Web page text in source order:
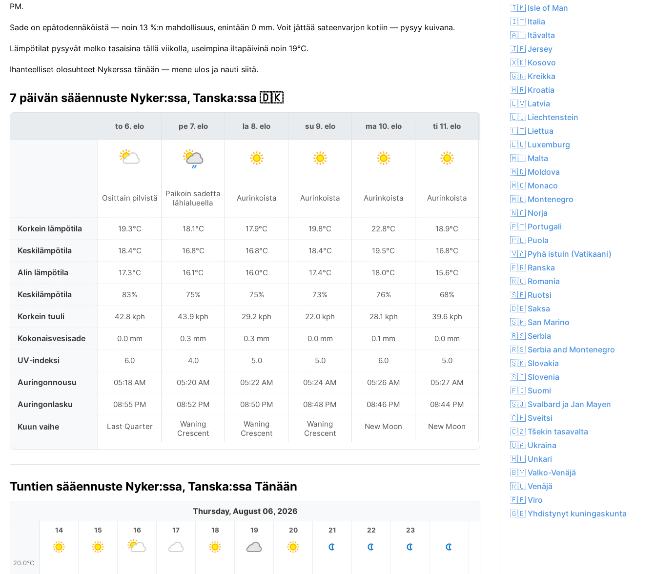
PM.
Sade on epätodennäköistä — noin 13 %:n mahdollisuus, enintään 0 mm. Voit jättää sateenvarjon kotiin — pysyy kuivana.
Lämpötilat pysyvät melko tasaisina tällä viikolla, useimpina iltapäivinä noin 19°C.
Ihanteelliset olosuhteet Nykerssa tänään — mene ulos ja nauti siitä.
7 päivän sääennuste Nyker:ssa, Tanska:ssa 🇩🇰
Korkein lämpötila
Keskilämpötila
Alin lämpötila
Keskilämpötila
Korkein tuuli
Kokonaisvesisade
UV-indeksi
Auringonnousu
Auringonlasku
Kuun vaihe
to 6. elo
Osittain pilvistä
19.3°C
18.4°C
17.3°C
83%
42.8 kph
0.0 mm
6.0
05:18 AM
08:55 PM
Last Quarter
pe 7. elo
Paikoin sadetta
lähialueella
18.1°C
16.8°C
16.1°C
75%
43.9 kph
0.3 mm
4.0
05:20 AM
08:52 PM
Waning
Crescent
la 8. elo
Aurinkoista
17.9°C
16.8°C
16.0°C
75%
29.2 kph
0.3 mm
5.0
05:22 AM
08:50 PM
Waning
Crescent
su 9. elo
Aurinkoista
19.8°C
18.4°C
17.4°C
73%
22.0 kph
0.0 mm
5.0
05:24 AM
08:48 PM
Waning
Crescent
ma 10. elo
Aurinkoista
22.8°C
19.5°C
18.0°C
76%
28.1 kph
0.1 mm
6.0
05:26 AM
08:46 PM
New Moon
ti 11. elo
Aurinkoista
18.9°C
16.8°C
15.6°C
68%
39.6 kph
0.0 mm
5.0
05:27 AM
08:44 PM
New Moon
ke 12. elo
Aurinkoista
17.7°C
16.2°C
15.3°C
70%
31.7 kph
0.0 mm
5.0
05:29 AM
08:42 PM
New Moon
Tuntien sääennuste Nyker:ssa, Tanska:ssa Tänään
Thursday, August 06, 2026
20.0°C
14 15 16 17 18 19 20 21 22 23
🇮🇲 Isle of Man
🇮🇹 Italia
🇦🇹 Itävalta
🇯🇪 Jersey
🇽🇰 Kosovo
🇬🇷 Kreikka
🇭🇷 Kroatia
🇱🇻 Latvia
🇱🇮 Liechtenstein
🇱🇹 Liettua
🇱🇺 Luxemburg
🇲🇹 Malta
🇲🇩 Moldova
🇲🇨 Monaco
🇲🇪 Montenegro
🇳🇴 Norja
🇵🇹 Portugali
🇵🇱 Puola
🇻🇦 Pyhä istuin (Vatikaani)
🇫🇷 Ranska
🇷🇴 Romania
🇸🇪 Ruotsi
🇩🇪 Saksa
🇸🇲 San Marino
🇷🇸 Serbia
🇷🇸 Serbia and Montenegro
🇸🇰 Slovakia
🇸🇮 Slovenia
🇫🇮 Suomi
🇸🇯 Svalbard ja Jan Mayen
🇨🇭 Sveitsi
🇨🇿 Tšekin tasavalta
🇺🇦 Ukraina
🇭🇺 Unkari
🇧🇾 Valko-Venäjä
🇷🇺 Venäjä
🇪🇪 Viro
🇬🇧 Yhdistynyt kuningaskunta